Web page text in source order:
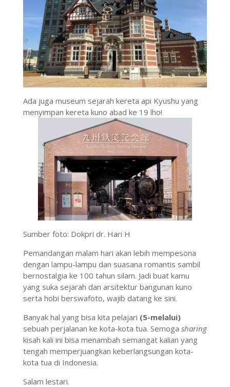
Ada juga museum sejarah kereta api Kyushu yang
menyimpan kereta kuno abad ke 19 lho!
Sumber foto: Dokpri dr. Hari H
Pemandangan malam hari akan lebih mempesona
dengan lampu-lampu dan suasana romantis sambil
bernostalgia ke 100 tahun silam. Jadi buat kamu
yang suka sejarah dan arsitektur bangunan kuno
serta hobi berswafoto, wajib datang ke sini.
Banyak hal yang bisa kita pelajari (5-melalui)
sebuah perjalanan ke kota-kota tua. Semoga sharing
kisah kali ini bisa menambah semangat kalian yang
tengah memperjuangkan keberlangsungan kota-
kota tua di Indonesia.
Salam lestari.